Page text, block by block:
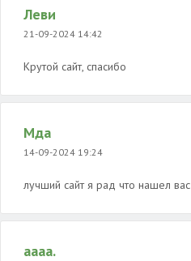
Леви
21-09-2024 14:42
Крутой сайт, спасибо
Мда
14-09-2024 19:24
лучший сайт я рад что нашел вас
аааа.